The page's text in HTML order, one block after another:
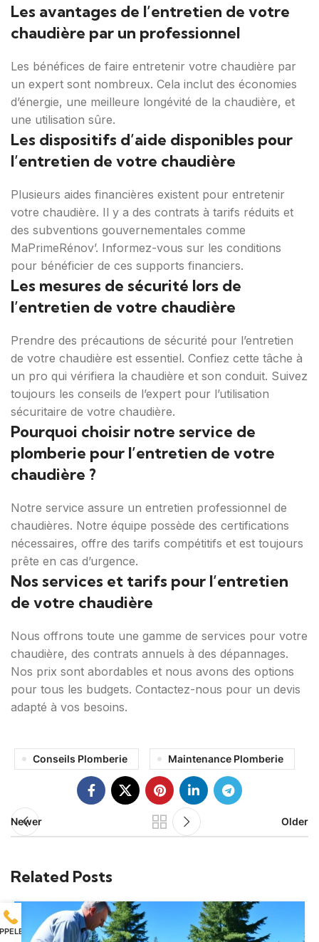
Les avantages de l’entretien de votre
chaudière par un professionnel
Les bénéfices de faire entretenir votre chaudière par
un expert sont nombreux. Cela inclut des économies
d’énergie, une meilleure longévité de la chaudière, et
une utilisation sûre.
Les dispositifs d’aide disponibles pour
l’entretien de votre chaudière
Plusieurs aides financières existent pour entretenir
votre chaudière. Il y a des contrats à tarifs réduits et
des subventions gouvernementales comme
MaPrimeRénov’. Informez-vous sur les conditions
pour bénéficier de ces supports financiers.
Les mesures de sécurité lors de
l’entretien de votre chaudière
Prendre des précautions de sécurité pour l’entretien
de votre chaudière est essentiel. Confiez cette tâche à
un pro qui vérifiera la chaudière et son conduit. Suivez
toujours les conseils de l’expert pour l’utilisation
sécuritaire de votre chaudière.
Pourquoi choisir notre service de
plomberie pour l’entretien de votre
chaudière ?
Notre service assure un entretien professionnel de
chaudières. Notre équipe possède des certifications
nécessaires, offre des tarifs compétitifs et est toujours
prête en cas d’urgence.
Nos services et tarifs pour l’entretien
de votre chaudière
Nous offrons toute une gamme de services pour votre
chaudière, des contrats annuels à des dépannages.
Nos prix sont abordables et nous avons des options
pour tous les budgets. Contactez-nous pour un devis
adapté à vos besoins.
Conseils Plomberie Maintenance Plomberie
Newer Older
Related Posts